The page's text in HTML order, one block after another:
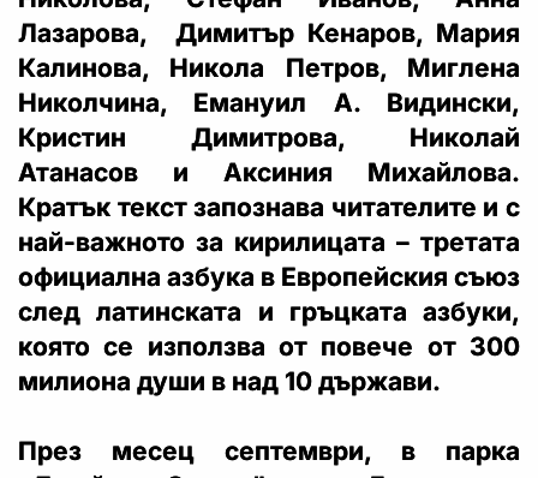
Лазарова, Димитър Кенаров, Мария
Калинова, Никола Петров, Миглена
Николчина, Емануил А. Видински,
Кристин Димитрова, Николай
Атанасов и Аксиния Михайлова.
Кратък текст запознава читателите и с
най-важното за кирилицата – третата
официална азбука в Европейския съюз
след латинската и гръцката азбуки,
която се използва от повече от 300
милиона души в над 10 държави.
През месец септември, в парка